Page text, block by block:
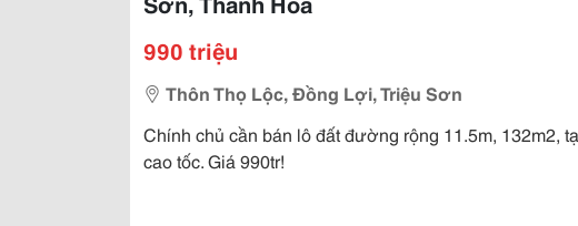
990 triệu
Thôn Thọ Lộc, Đồng Lợi, Triệu Sơn
Chính chủ cần bán lô đất đường rộng 11.5m, 132m2,
cao tốc. Giá 990tr!